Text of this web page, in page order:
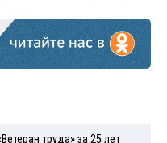
труда» за 25 лет